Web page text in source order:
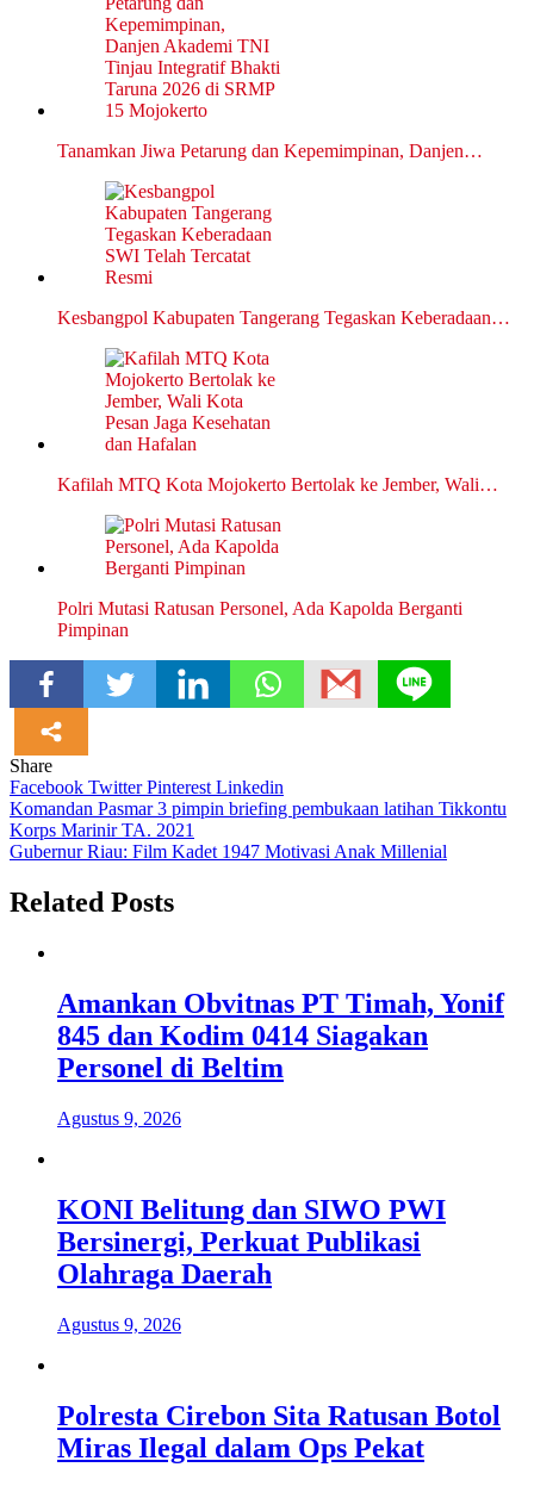
Tanamkan Jiwa Petarung dan Kepemimpinan, Danjen…
Kesbangpol Kabupaten Tangerang Tegaskan Keberadaan…
Kafilah MTQ Kota Mojokerto Bertolak ke Jember, Wali…
Polri Mutasi Ratusan Personel, Ada Kapolda Berganti
Pimpinan
Share
Facebook TwitterPinterest Linkedin
Navigasi
pos
Komandan Pasmar 3 pimpin briefing pembukaan latihan Tikkontu
Korps Marinir TA. 2021
Gubernur Riau: Film Kadet 1947 Motivasi Anak Millenial
Related Posts
Amankan Obvitnas PT Timah, Yonif
845 dan Kodim 0414 Siagakan
Personel di Beltim
Agustus 9, 2026
KONI Belitung dan SIWO PWI
Bersinergi, Perkuat Publikasi
Olahraga Daerah
Agustus 9, 2026
Polresta Cirebon Sita Ratusan Botol
Miras Ilegal dalam Ops Pekat